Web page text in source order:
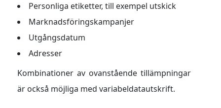
Personliga etiketter, till exempel utskick
Marknadsföringskampanjer
Utgångsdatum
Adresser
Kombinationer av ovanstående tillämpningar
är också möjliga med variabeldatautskrift.